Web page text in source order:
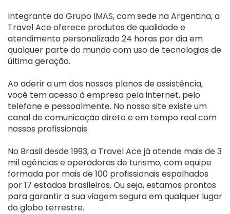
Integrante do Grupo IMAS, com sede na Argentina, a
Travel Ace oferece produtos de qualidade e
atendimento personalizado 24 horas por dia em
qualquer parte do mundo com uso de tecnologias de
última geração.
Ao aderir a um dos nossos planos de assistência,
você tem acesso à empresa pela internet, pelo
telefone e pessoalmente. No nosso site existe um
canal de comunicação direto e em tempo real com
nossos profissionais.
No Brasil desde 1993, a Travel Ace já atende mais de 3
mil agências e operadoras de turismo, com equipe
formada por mais de 100 profissionais espalhados
por 17 estados brasileiros. Ou seja, estamos prontos
para garantir a sua viagem segura em qualquer lugar
do globo terrestre.